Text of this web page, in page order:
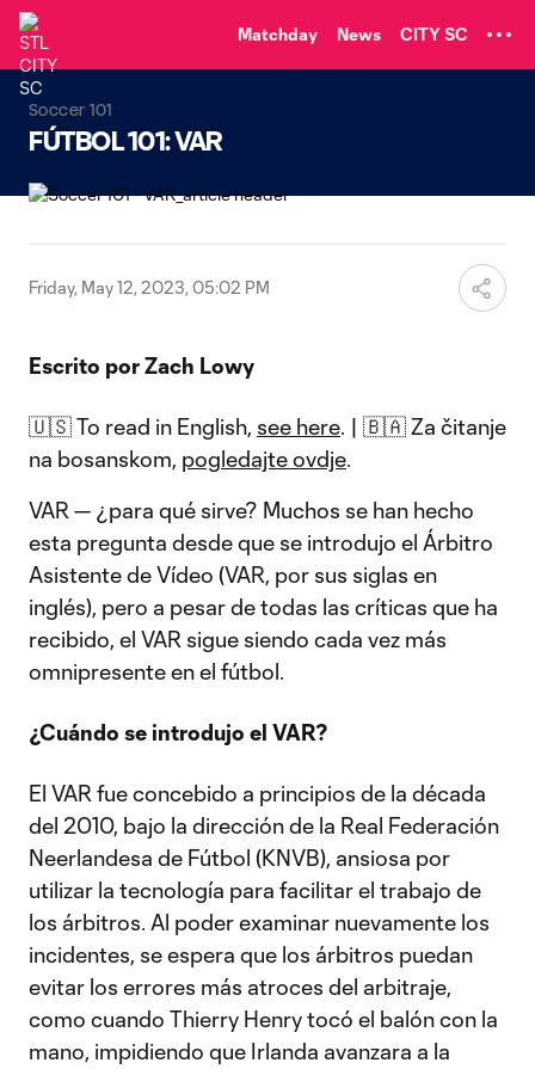
Matchday News CITY SC
Soccer 101
FÚTBOL 101: VAR
Friday, May 12, 2023, 05:02 PM
Escrito por Zach Lowy
🇺🇸 To read in English, see here. | 🇧🇦 Za čitanje
na bosanskom, pogledajte ovdje.
VAR — ¿para qué sirve? Muchos se han hecho
esta pregunta desde que se introdujo el Árbitro
Asistente de Vídeo (VAR, por sus siglas en
inglés), pero a pesar de todas las críticas que ha
recibido, el VAR sigue siendo cada vez más
omnipresente en el fútbol.
¿Cuándo se introdujo el VAR?
El VAR fue concebido a principios de la década
del 2010, bajo la dirección de la Real Federación
Neerlandesa de Fútbol (KNVB), ansiosa por
utilizar la tecnología para facilitar el trabajo de
los árbitros. Al poder examinar nuevamente los
incidentes, se espera que los árbitros puedan
evitar los errores más atroces del arbitraje,
como cuando Thierry Henry tocó el balón con la
mano, impidiendo que Irlanda avanzara a la